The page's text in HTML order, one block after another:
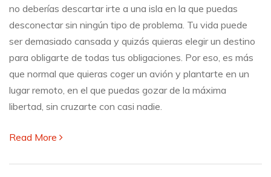
una
no deberías descartar irte a una isla en la que puedas
desconectar sin ningún tipo de problema. Tu vida puede
ser demasiado cansada y quizás quieras elegir un destino
para obligarte de todas tus obligaciones. Por eso, es más
que normal que quieras coger un avión y plantarte en un
lugar remoto, en el que puedas gozar de la máxima
libertad, sin cruzarte con casi nadie.
Read More